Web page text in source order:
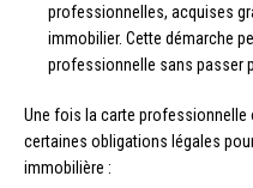
professionnelles, acquises
immobilier. Cette démarche
professionnelle sans passer
Une fois la carte professionnelle
certaines obligations légales
immobilière :